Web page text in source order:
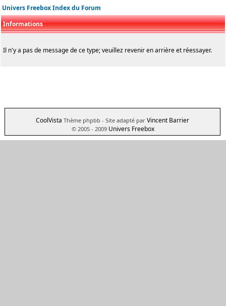
Univers Freebox Index du Forum
Informations
Il n'y a pas de message de ce type; veuillez revenir en arrière et réessayer.
CoolVista Thème phpbb - Site adapté par Vincent Barrier
© 2005 - 2009 Univers Freebox